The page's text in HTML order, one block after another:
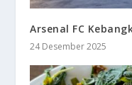
Arsenal FC
24 Desember 2025